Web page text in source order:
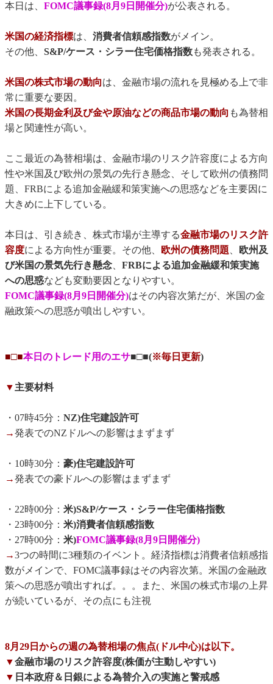
本日は、 FOMC議事録(8月9日開催分)が公表される。
米国の経済指標は、 消費者信頼感指数がメイン。
その他、 S&P/ケース・シラー住宅価格指数も発表される。
米国の株式市場の動向は、金融市場の流れを見極める上で非
常に重要な要因。
米国の長期金利及び金や原油などの商品市場の動向 も為替相
場と関連性が高い。
ここ最近の為替相場は、金融市場のリスク許容度による方向
性や米国及び欧州の景気の先行き懸念、そして欧州の債務問
題、FRBによる追加金融緩和策実施への思惑などを主要因に
大きめに上下している。
本日は、引き続き、株式市場が主導する金融市場のリスク許
容度による方向性が重要。その他、 欧州の債務問題、
欧州及
び米国の景気先行き懸念、 FRBによる追加金融緩和策実施
への思惑なども変動要因となりやすい。
FOMC議事録(8月9日開催分)はその内容次第だが、米国の金
融政策への思惑が噴出しやすい。
■□■本日のトレード用のエサ■□■(※毎日更新)
▼主要材料
・07時45分： NZ)住宅建設許可
→発表でのNZドルへの影響はまずまず
・10時30分： 豪)住宅建設許可
→発表での豪ドルへの影響はまずまず
・22時00分： 米)S&P/ケース・シラー住宅価格指数
・23時00分： 米)消費者信頼感指数
・27時00分： 米)FOMC議事録(8月9日開催分)
→3つの時間に3種類のイベント。経済指標は消費者信頼感指
数がメインで、FOMC議事録はその内容次第。米国の金融政
策への思惑が噴出すれば。。。また、米国の株式市場の上昇
が続いているが、その点にも注視
8月29日からの週の為替相場の焦点(ドル中心)は以下。
▼金融市場のリスク許容度(株価が主動しやすい)
▼ 日本政府＆日銀による為替介入の実施と警戒感